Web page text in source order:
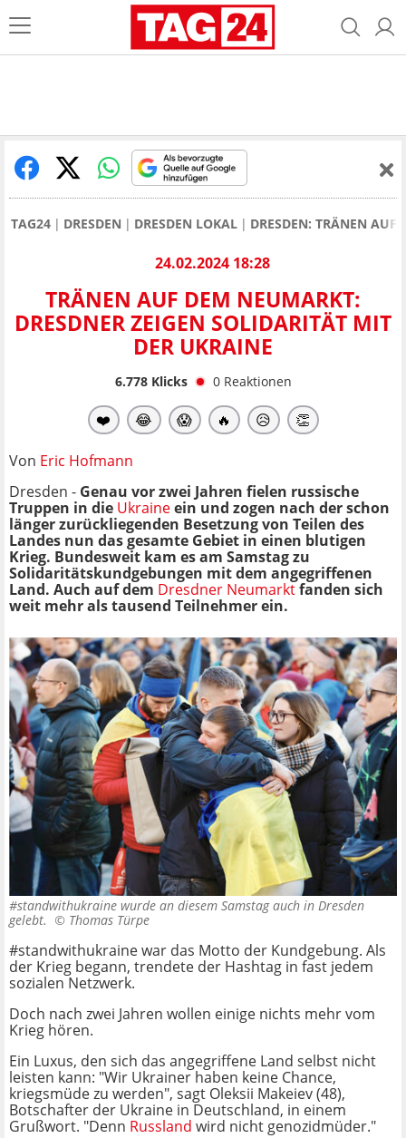
TAG24 DRESDEN DRESDEN LOKAL DRESDEN: TRÄNEN AUF
24.02.2024 18:28
TRÄNEN AUF DEM NEUMARKT:
DRESDNER ZEIGEN SOLIDARITÄT MIT
DER UKRAINE
6.778Klicks 0 Reaktionen
❤️ 😂 😱 🔥 😥 👏
Von Eric Hofmann
Dresden - Genau vor zwei Jahren fielen russische
Truppen in die Ukraineein und zogen nach der schon
länger zurückliegenden Besetzung von Teilen des
Landes nun das gesamte Gebiet in einen blutigen
Krieg. Bundesweit kam es am Samstag zu
Solidaritätskundgebungen mit dem angegriffenen
Land. Auch auf dem Dresdner Neumarktfanden sich
weit mehr als tausend Teilnehmer ein.
#standwithukraine wurde an diesem Samstag auch in Dresden
gelebt. © Thomas Türpe
#standwithukraine war das Motto der Kundgebung. Als
der Krieg begann, trendete der Hashtag in fast jedem
sozialen Netzwerk.
Doch nach zwei Jahren wollen einige nichts mehr vom
Krieg hören.
Ein Luxus, den sich das angegriffene Land selbst nicht
leisten kann: "Wir Ukrainer haben keine Chance,
kriegsmüde zu werden", sagt Oleksii Makeiev (48),
Botschafter der Ukraine in Deutschland, in einem
Grußwort. "Denn Russland wird nicht genozidmüder."